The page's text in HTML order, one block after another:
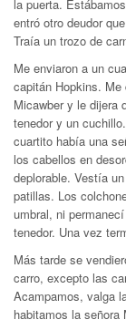
la puerta.
entró otro deudor
Traía un trozo de
Me enviaron a un
capitán Hopkins. Me
Micawber y le dijera
tenedor y un
cuartito había una
los cabellos en
deplorable. Vestía
patillas. Los
umbral, ni
tenedor. Una vez
Más tarde se
carro, excepto las
Acampamos, valga
habitamos la señora